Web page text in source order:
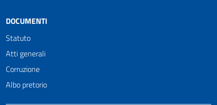
DOCUMENTI
Statuto
Atti generali
Corruzione
Albo pretorio